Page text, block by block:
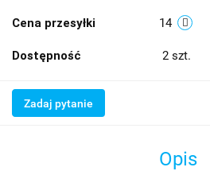
Cena przesyłki 14
Dostępność 2 szt.
Zadaj pytanie
Opis